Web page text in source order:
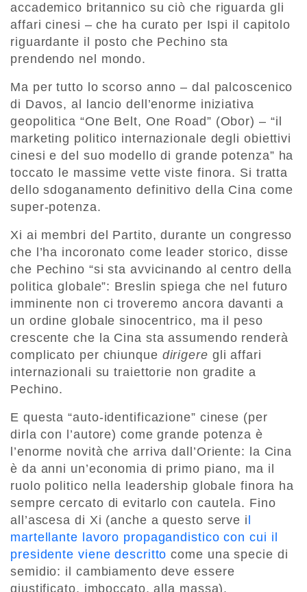
accademico britannico su ciò che riguarda gli
affari cinesi – che ha curato per Ispi il capitolo
riguardante il posto che Pechino sta
prendendo nel mondo.
Ma per tutto lo scorso anno – dal palcoscenico
di Davos, al lancio dell’enorme iniziativa
geopolitica “One Belt, One Road” (Obor) – “il
marketing politico internazionale degli obiettivi
cinesi e del suo modello di grande potenza” ha
toccato le massime vette viste finora. Si tratta
dello sdoganamento definitivo della Cina come
super-potenza.
Xi ai membri del Partito, durante un congresso
che l’ha incoronato come leader storico, disse
che Pechino “si sta avvicinando al centro della
politica globale”: Breslin spiega che nel futuro
imminente non ci troveremo ancora davanti a
un ordine globale sinocentrico, ma il peso
crescente che la Cina sta assumendo renderà
complicato per chiunque dirigere gli affari
internazionali su traiettorie non gradite a
Pechino.
E questa “auto-identificazione” cinese (per
dirla con l’autore) come grande potenza è
l’enorme novità che arriva dall’Oriente: la Cina
è da anni un’economia di primo piano, ma il
ruolo politico nella leadership globale finora ha
sempre cercato di evitarlo con cautela. Fino
all’ascesa di Xi (anche a questo serve i
martellante lavoro propagandistico con cui il
presidente viene descritto come una specie di
semidio: il cambiamento deve essere
giustificato, imboccato, alla massa).